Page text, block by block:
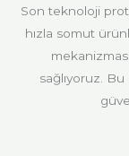
Son teknoloji
hızla somut
sağlıyoruz. Bu